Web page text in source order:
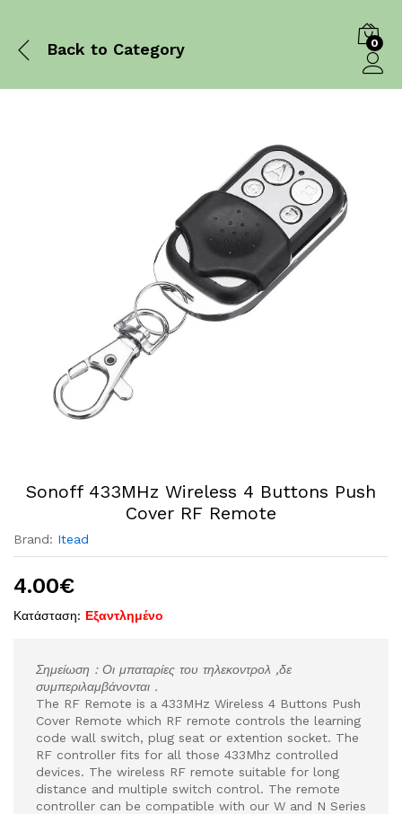
Back to Category 0
Sonoff 433MHz Wireless 4 Buttons Push
Cover RF Remote
Brand: Itead
4.00€
Κατάσταση: Εξαντλημένο
Σημείωση : Οι μπαταρίες του τηλεκοντρολ ,δε
συμπεριλαμβάνονται .
The RF Remote is a 433MHz Wireless 4 Buttons Push
Cover Remote which RF remote controls the learning
code wall switch, plug seat or extention socket. The
RF controller fits for all those 433Mhz controlled
devices. The wireless RF remote suitable for long
distance and multiple switch control. The remote
controller can be compatible with our W and N Series